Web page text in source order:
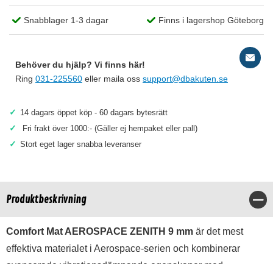
Snabblager 1-3 dagar Finns i lagershop Göteborg
Behöver du hjälp? Vi finns här!
Ring 031-225560 eller maila oss support@dbakuten.se
✓ 14 dagars öppet köp - 60 dagars bytesrätt
✓ Fri frakt över 1000:- (Gäller ej hempaket eller pall)
✓ Stort eget lager snabba leveranser
Produktbeskrivning
Comfort Mat AEROSPACE ZENITH 9 mm är det mest
effektiva materialet i Aerospace-serien och kombinerar